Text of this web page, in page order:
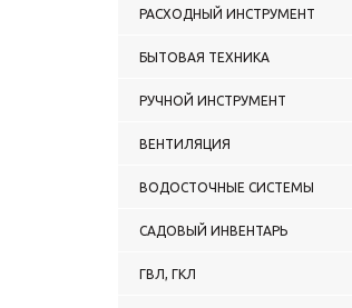
РАСХОДНЫЙ ИНСТРУМЕНТ
БЫТОВАЯ ТЕХНИКА
РУЧНОЙ ИНСТРУМЕНТ
ВЕНТИЛЯЦИЯ
ВОДОСТОЧНЫЕ СИСТЕМЫ
САДОВЫЙ ИНВЕНТАРЬ
ГВЛ, ГКЛ